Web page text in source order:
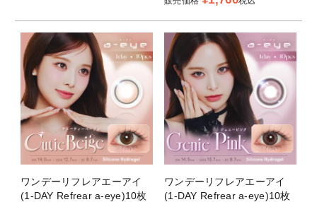
ワンデーリフレアエーアイ
(1-DAY Refrear a-eye)10枚
ワンデーリフレアエーアイ
(1-DAY Refrear a-eye)10枚